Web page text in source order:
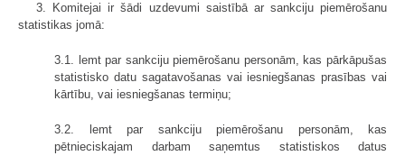
3. Komitejai ir šādi uzdevumi saistībā ar sankciju piemērošanu
statistikas jomā:
3.1. lemt par sankciju piemērošanu personām, kas pārkāpušas
statistisko datu sagatavošanas vai iesniegšanas prasības vai
kārtību, vai iesniegšanas termiņu;
3.2. lemt par sankciju piemērošanu personām, kas
pētnieciskajam darbam saņemtus statistiskos datus